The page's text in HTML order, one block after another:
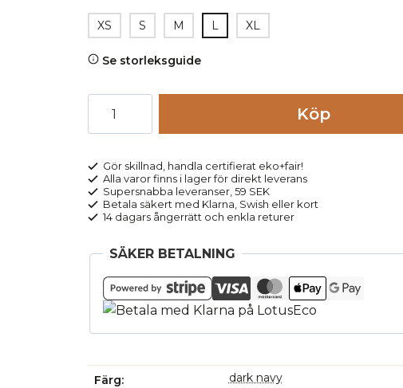
XS S M L XL
Se storleksguide
ANNEDORE
mängd
Köp
Gör skillnad, handla certifierat eko+fair!
Alla varor finns i lager för direkt leverans
Supersnabba leveranser, 59 SEK
Betala säkert med Klarna, Swish eller kort
14 dagars ångerrätt och enkla returer
SÄKER BETALNING
Färg dark navy